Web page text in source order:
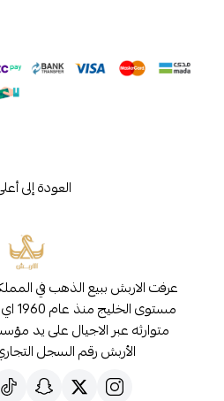
العودة إلى
عرفت الاربش ببيع الذهب في
متوارثه عبر الاجيال على يد
الأربش رقم السجل التجاري